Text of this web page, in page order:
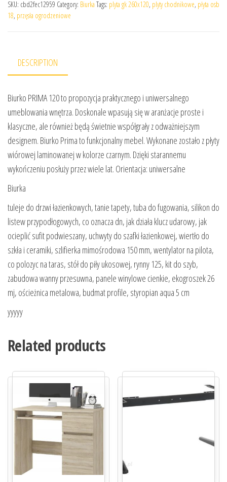
SKU: cbd2fec12959 Category: Biurka Tags: plyta gk 260x120, plyty chodnikowe, płyta osb
18, przęsła ogrodzeniowe
DESCRIPTION
Biurko PRIMA 120 to propozycja praktycznego i uniwersalnego
umeblowania wnętrza. Doskonale wpasują się w aranżacje proste i
klasyczne, ale również będą świetnie współgrały z odważniejszym
designem. Biurko Prima to funkcjonalny mebel. Wykonane zostało z płyty
wiórowej laminowanej w kolorze czarnym. Dzięki starannemu
wykończeniu posłuży przez wiele lat. Orientacja: uniwersalne
Biurka
tuleje do drzwi łazienkowych, tanie tapety, tuba do fugowania, silikon do
listew przypodłogowych, co oznacza dn, jak działa klucz udarowy, jak
ocieplić sufit podwieszany, uchwyty do szafki łazienkowej, wiertło do
szkła i ceramiki, szlifierka mimośrodowa 150 mm, wentylator na pilota,
co polozyc na taras, stół do piły ukosowej, rynny 125, kit do szyb,
zabudowa wanny przesuwna, panele winylowe cienkie, ekogroszek 26
mj, ościeżnica metalowa, budmat profile, styropian aqua 5 cm
yyyyy
Related products